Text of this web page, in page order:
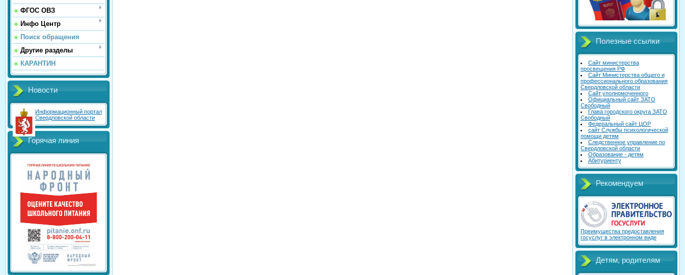
ФГОС ОВЗ
Инфо Центр
Поиск обращения
Другие разделы
КАРАНТИН
Новости
Информационный портал
Свердловской области
Горячая линия
Полезные ссылки
Сайт министерства
просвещения РФ
Сайт Министерства общего и
профессионального образования
Свердловской области
Сайт уполномоченного
Официальный сайт ЗАТО
Свободный
Глава городского округа ЗАТО
Свободный
Федеральный сайт ЦОР
сайт Службы психологической
помощи детям
Следственное управление по
Свердловской области
Образование - детям
Абитуриенту
Рекомендуем
Преимущества предоставления
госуслуг в электронном виде
Детям, родителям